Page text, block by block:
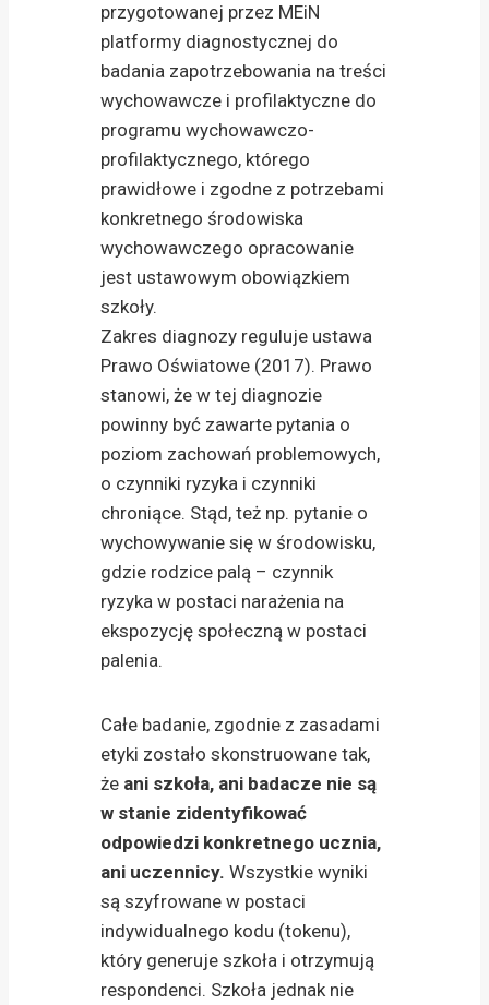
przygotowanej przez MEiN
platformy diagnostycznej do
badania zapotrzebowania na treści
wychowawcze i profilaktyczne do
programu wychowawczo-
profilaktycznego, którego
prawidłowe i zgodne z potrzebami
konkretnego środowiska
wychowawczego opracowanie
jest ustawowym obowiązkiem
szkoły.
Zakres diagnozy reguluje ustawa
Prawo Oświatowe (2017). Prawo
stanowi, że w tej diagnozie
powinny być zawarte pytania o
poziom zachowań problemowych,
o czynniki ryzyka i czynniki
chroniące. Stąd, też np. pytanie o
wychowywanie się w środowisku,
gdzie rodzice palą – czynnik
ryzyka w postaci narażenia na
ekspozycję społeczną w postaci
palenia.
Całe badanie, zgodnie z zasadami
etyki zostało skonstruowane tak,
że ani szkoła, ani badacze nie są
w stanie zidentyfikować
odpowiedzi konkretnego ucznia,
ani uczennicy. Wszystkie wyniki
są szyfrowane w postaci
indywidualnego kodu (tokenu),
który generuje szkoła i otrzymują
respondenci. Szkoła jednak nie